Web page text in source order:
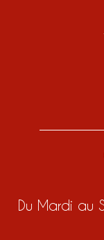
Du Mardi au